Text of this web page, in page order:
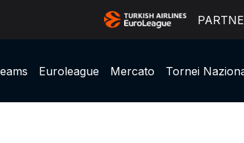
Euroleague Mercato Tornei